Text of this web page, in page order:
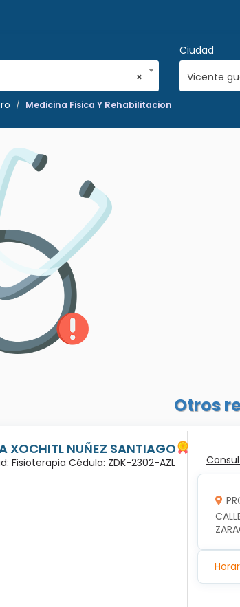
×
Ciudad
Vicente
Medicina Fisica Y Rehabilitacion
Otros
XOCHITL NUÑEZ SANTIAGO
Fisioterapia Cédula: ZDK-2302-AZL